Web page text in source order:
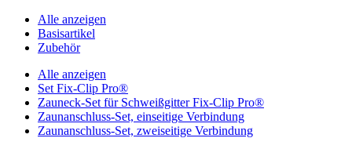
Alle anzeigen
Basisartikel
Zubehör
Alle anzeigen
Set Fix-Clip Pro®
Zauneck-Set für Schweißgitter Fix-Clip Pro®
Zaunanschluss-Set, einseitige Verbindung
Zaunanschluss-Set, zweiseitige Verbindung